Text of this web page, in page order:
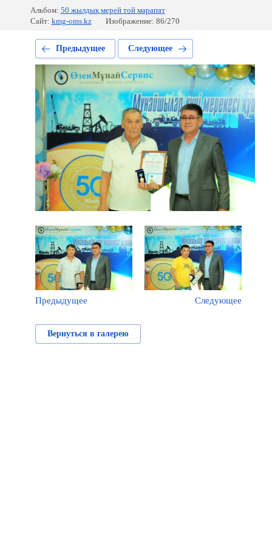
Альбом: 50 жылдық мерей той марапат
Сайт: kmg-oms.kz Изображение: 86/270
Предыдущее Следующее
Предыдущее Следующее
Вернуться в галерею